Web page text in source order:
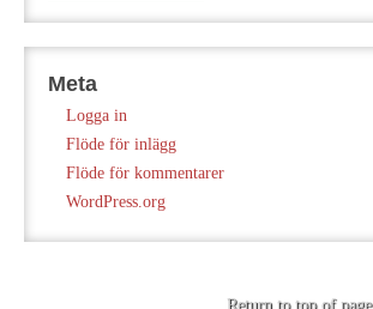
Meta
Logga in
Flöde för inlägg
Flöde för kommentarer
WordPress.org
Return to top of page